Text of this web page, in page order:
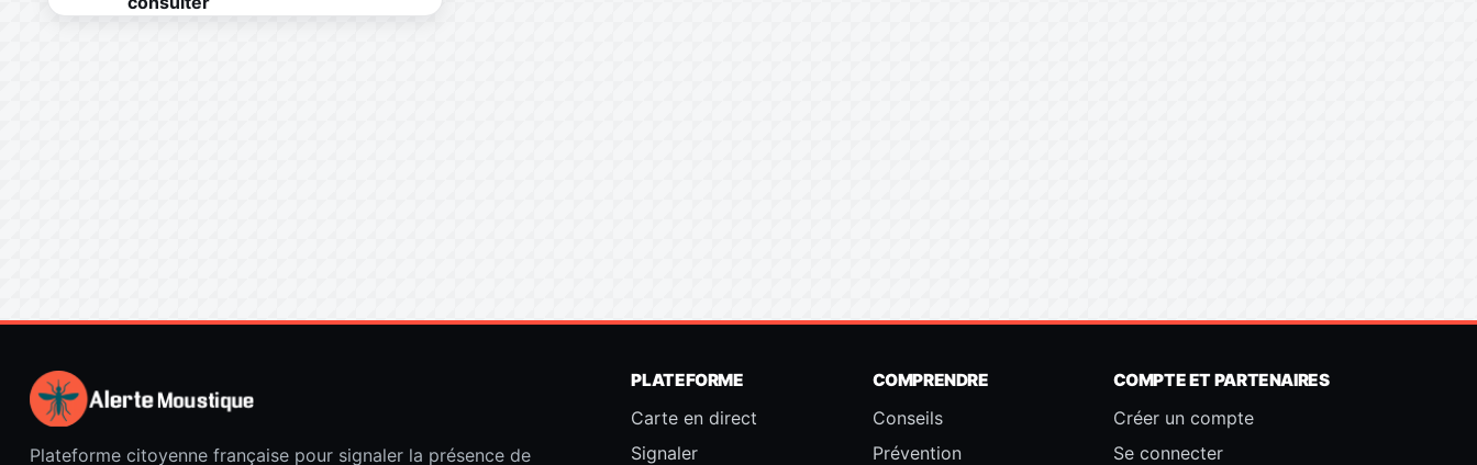
Plateforme citoyenne française pour signaler la présence de
PLATEFORME
Carte en direct
Signaler
COMPRENDRE
Conseils
Prévention
COMPTE ET PARTENAIRES
Créer un compte
Se connecter